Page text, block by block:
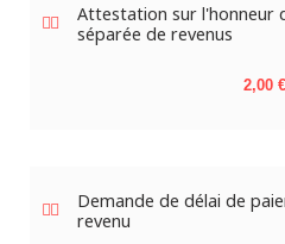
Attestation sur l'honneur
séparée de revenus
Prix
2,00 €
Demande de délai de
revenu